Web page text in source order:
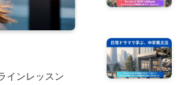
インレッスン